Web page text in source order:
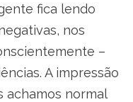
fica lendo
nos
–
A impressão
achamos normal